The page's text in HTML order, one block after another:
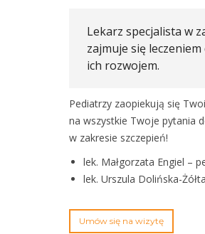
Lekarz specjalista w
zajmuje się
ich rozwojem.
Pediatrzy zaopiekują się
na wszystkie Twoje pytania
w zakresie szczepień!
lek. Małgorzata Engiel –
lek. Urszula Dolińska-
Umów się na wizytę